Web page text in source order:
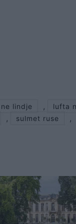
lindje ,
lufta
, sulmet ruse ,